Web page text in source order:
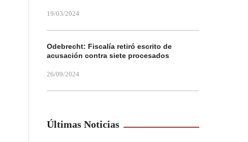
19/03/2024
Odebrecht: Fiscalía retiró escrito de
acusación contra siete procesados
26/09/2024
Últimas Noticias